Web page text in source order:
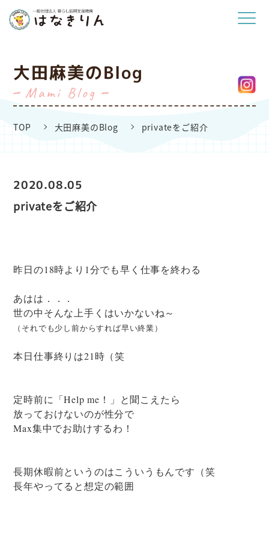
大田麻美のBlog
Mami Blog
TOP 大田麻美のBlog privateをご紹介
2020.08.05
privateをご紹介
昨日の18時より1分でも早く仕事を終わる
あはは．．．
世の中そんな上手くはいかないね～
（それでも少し前からすれば早い終業）
本日仕事終りは21時（笑
定時前に「Help me！」と聞こえたら
放っておけないのが性分で
Max集中でお助けするわ！
長期休暇前というのはこういうもんです（笑
長年やってると想定の範囲